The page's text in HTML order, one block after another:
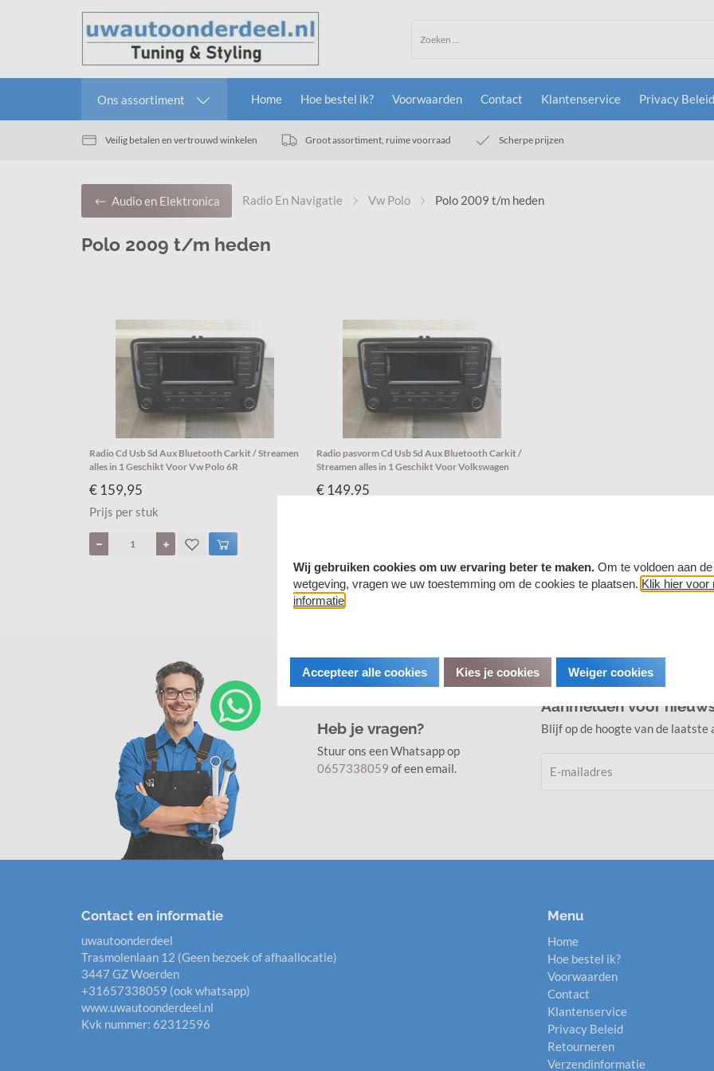
Ons assortiment Home Hoe bestel ik? Voorwaarden Contact Klantenservice Privacy Beleid
Veilig betalen en vertrouwd winkelen Groot assortiment, ruime voorraad Scherpe prijzen
Audio en Elektronica Radio En Navigatie Vw Polo Polo 2009 t/m heden
Polo 2009 t/m heden
Radio Cd Usb Sd Aux Bluetooth Carkit / Streamen
alles in 1 Geschikt Voor Vw Polo 6R
€ 159,95
Prijs per stuk
Radio pasvorm Cd Usb Sd Aux Bluetooth Carkit /
Streamen alles in 1 Geschikt Voor Volkswagen
€ 149,95
Heb je vragen?
Stuur ons een Whatsapp op
0657338059 of een email.
Aanmelden voor
Blijf op de hoogte van de laatste
Menu
Home
Hoe bestel ik?
Voorwaarden
Contact
Klantenservice
Privacy Beleid
Retourneren
Verzendinformatie
Contact en informatie
uwautoonderdeel
Trasmolenlaan 12 (Geen bezoek of afhaallocatie)
3447 GZ Woerden
+31657338059 (ook whatsapp)
www.uwautoonderdeel.nl
Kvk nummer: 62312596
Wij gebruiken cookies om uw ervaring beter te maken. Om te voldoen aan
wetgeving, vragen we uw toestemming om de cookies te plaatsen. Klik hier voor
informatie
Accepteer alle cookies Kies je cookies Weiger cookies